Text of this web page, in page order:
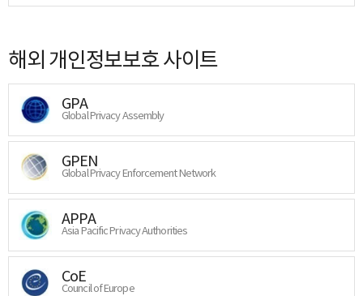
해외 개인정보보호 사이트
GPA
Global Privacy Assembly
GPEN
Global Privacy Enforcement Network
APPA
Asia Pacific Privacy Authorities
CoE
Council of Europe